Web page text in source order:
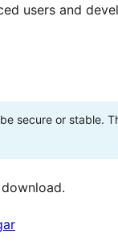
users and
secure or stable.